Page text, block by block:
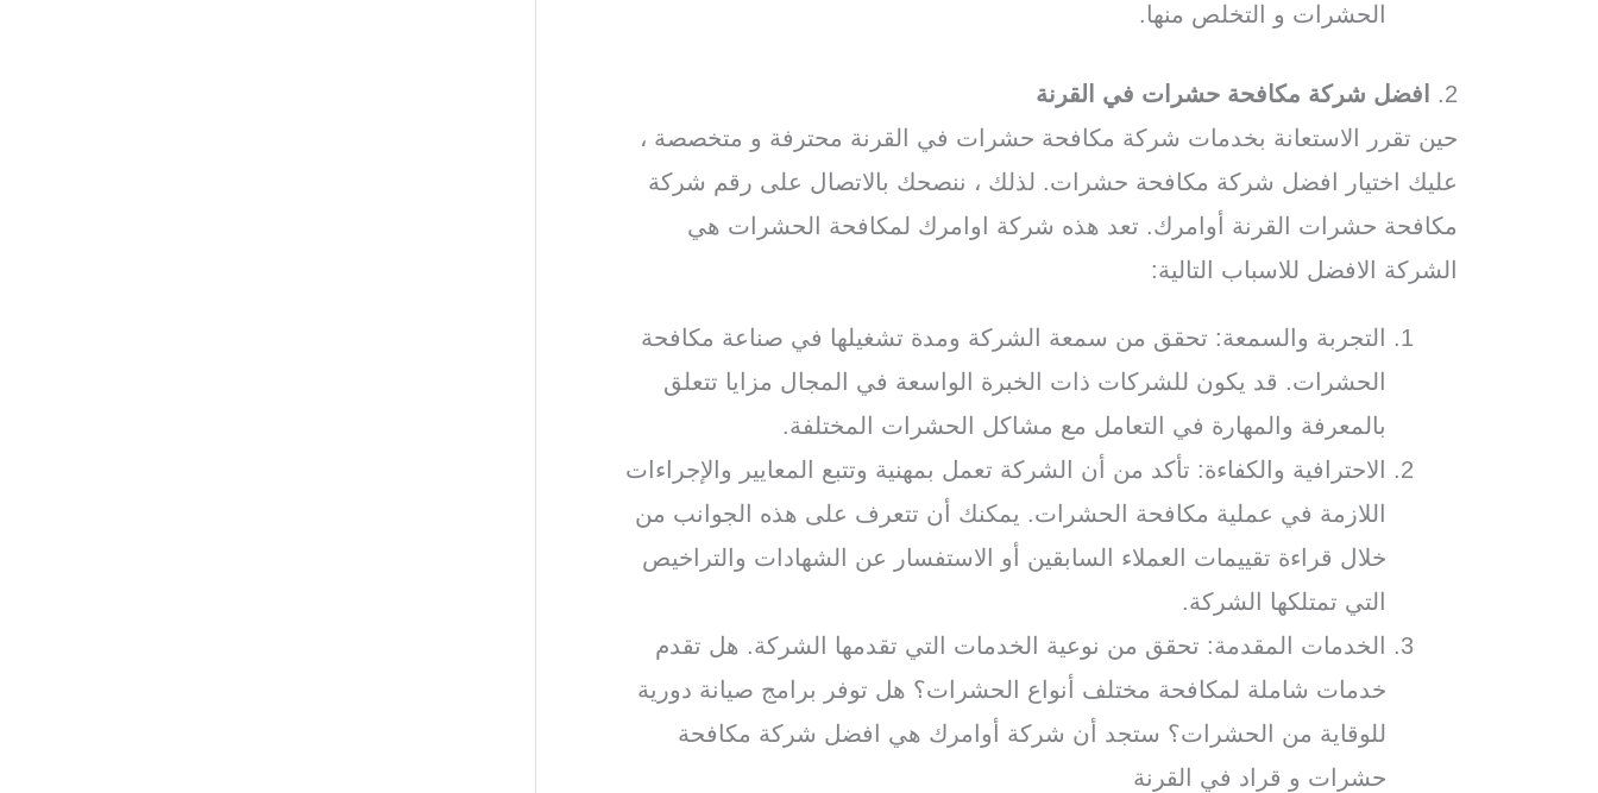
الحشرات و التخلص منها.
2.
افضل شركة مكافحة حشرات في القرنة
حين تقرر الاستعانة بخدمات شركة مكافحة حشرات في القرنة محترفة و متخصصة ،
عليك اختيار افضل شركة مكافحة حشرات. لذلك ، ننصحك بالاتصال على رقم شركة
مكافحة حشرات القرنة أوامرك. تعد هذه شركة اوامرك لمكافحة الحشرات هي
الشركة الافضل للاسباب التالية:
التجربة والسمعة: تحقق من سمعة الشركة ومدة تشغيلها في صناعة مكافحة
الحشرات. قد يكون للشركات ذات الخبرة الواسعة في المجال مزايا تتعلق
بالمعرفة والمهارة في التعامل مع مشاكل الحشرات المختلفة.
الاحترافية والكفاءة: تأكد من أن الشركة تعمل بمهنية وتتبع المعايير والإجراءات
اللازمة في عملية مكافحة الحشرات. يمكنك أن تتعرف على هذه الجوانب من
خلال قراءة تقييمات العملاء السابقين أو الاستفسار عن الشهادات والتراخيص
التي تمتلكها الشركة.
الخدمات المقدمة: تحقق من نوعية الخدمات التي تقدمها الشركة. هل تقدم
خدمات شاملة لمكافحة مختلف أنواع الحشرات؟ هل توفر برامج صيانة دورية
للوقاية من الحشرات؟ ستجد أن شركة أوامرك هي افضل شركة مكافحة
حشرات و قراد في القرنة